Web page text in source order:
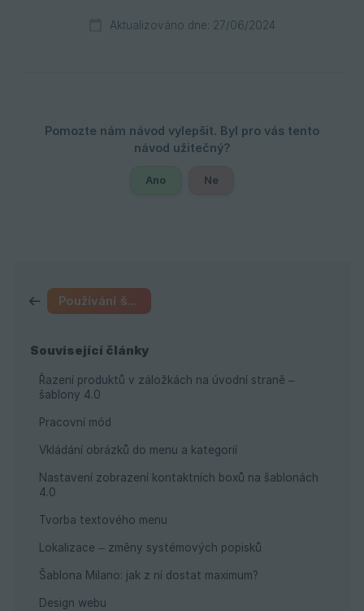
Používání šablon
Související články
Řazení produktů v záložkách na úvodní straně –
šablony 4.0
Pracovní mód
Vkládání obrázků do menu a kategorií
Nastavení zobrazení kontaktních boxů na šablonách
4.0
Tvorba textového menu
Lokalizace – změny systémových popisků
Šablona Milano: jak z ní dostat maximum?
Design webu
Aktualizováno dne: 27/06/2024
Ano Ne